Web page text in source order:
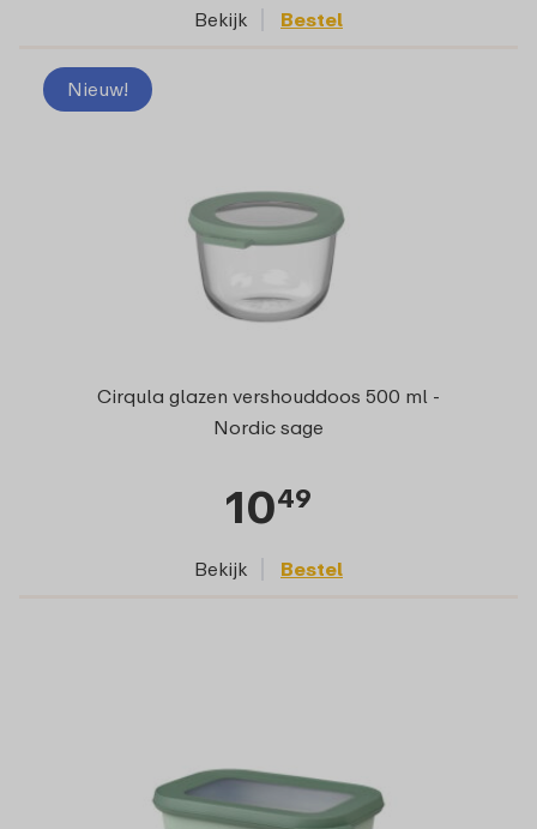
Bekijk Bestel
Nieuw!
Cirqula glazen vershouddoos 500 ml -
Nordic sage
1049
Bekijk Bestel